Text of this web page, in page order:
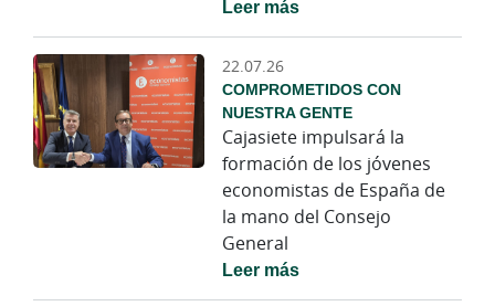
Leer más
22.07.26
COMPROMETIDOS CON
NUESTRA GENTE
Cajasiete impulsará la
formación de los jóvenes
economistas de España de
la mano del Consejo
General
Leer más